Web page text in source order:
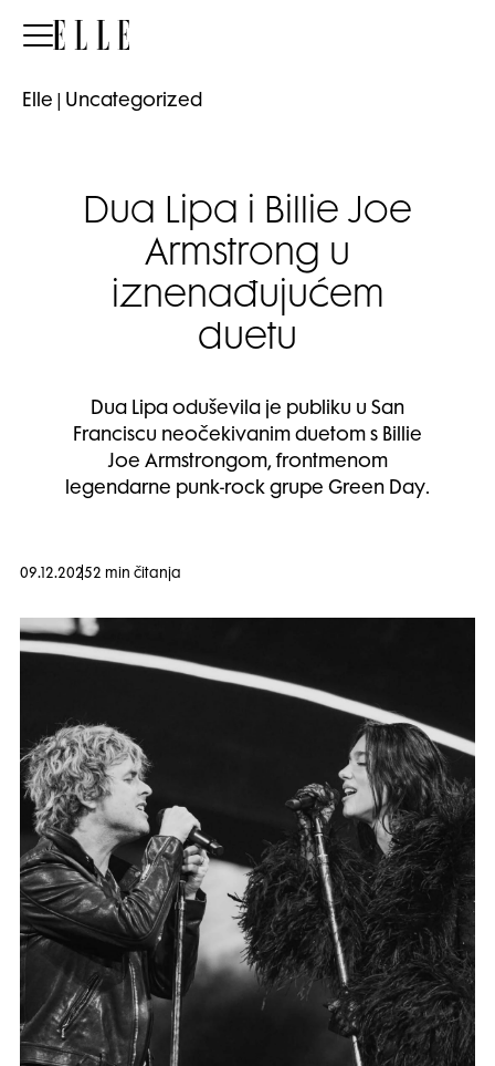
Elle
Elle Uncategorized
Dua Lipa i Billie Joe
Armstrong u
iznenađujućem
duetu
Dua Lipa oduševila je publiku u San
Franciscu neočekivanim duetom s Billie
Joe Armstrongom, frontmenom
legendarne punk-rock grupe Green Day.
09.12.20252 min čitanja